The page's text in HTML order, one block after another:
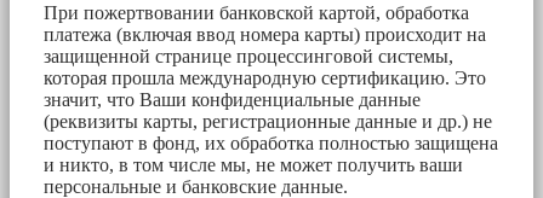
При пожертвовании банковской картой, обработка
платежа (включая ввод номера карты) происходит на
защищенной странице процессинговой системы,
которая прошла международную сертификацию. Это
значит, что Ваши конфиденциальные данные
(реквизиты карты, регистрационные данные и др.) не
поступают в фонд, их обработка полностью защищена
и никто, в том числе мы, не может получить ваши
персональные и банковские данные.